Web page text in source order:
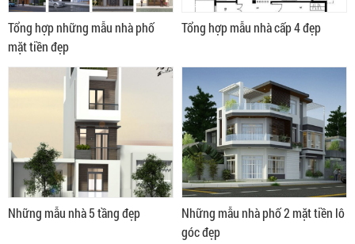
Tổng hợp những mẫu nhà phố
mặt tiền đẹp
Tổng hợp mẫu nhà cấp 4 đẹp
Những mẫu nhà 5 tầng đẹp
Những mẫu nhà phố 2 mặt tiền lô
góc đẹp